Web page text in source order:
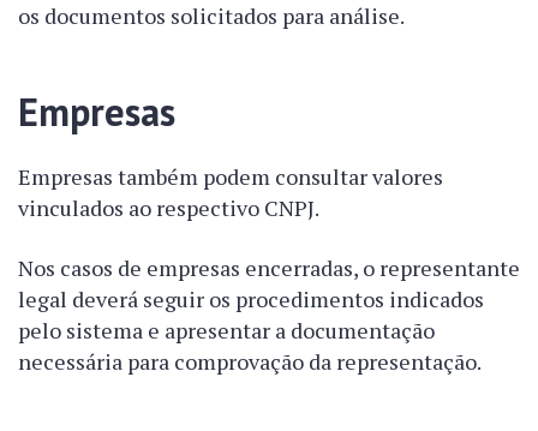
os documentos solicitados para análise.
Empresas
Empresas também podem consultar valores
vinculados ao respectivo CNPJ.
Nos casos de empresas encerradas, o representante
legal deverá seguir os procedimentos indicados
pelo sistema e apresentar a documentação
necessária para comprovação da representação.